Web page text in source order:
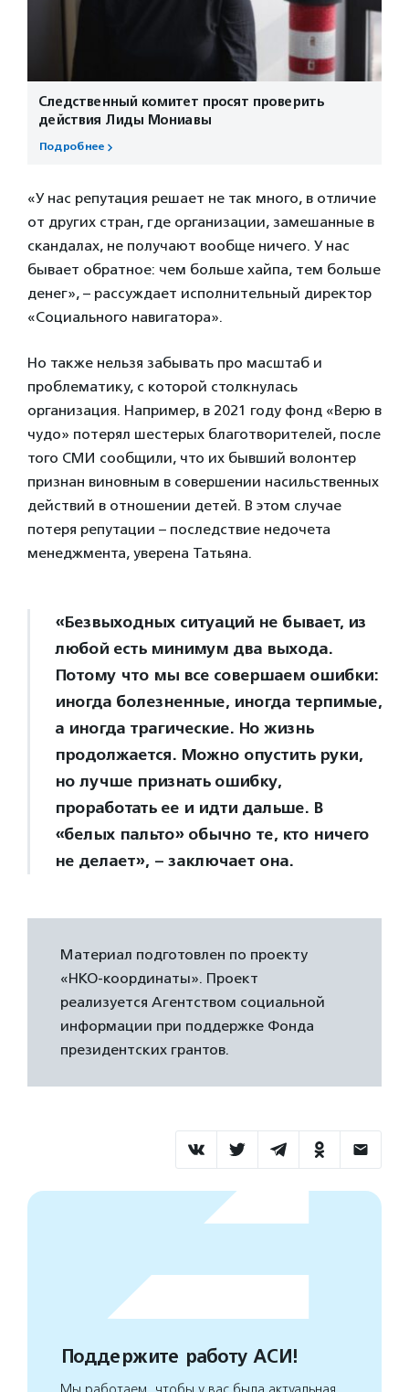
Следственный комитет просят проверить
действия Лиды Мониавы
Подробнее
«У нас репутация решает не так много, в отличие
от других стран, где организации, замешанные в
скандалах, не получают вообще ничего. У нас
бывает обратное: чем больше хайпа, тем больше
денег», – рассуждает исполнительный директор
«Социального навигатора».
Но также нельзя забывать про масштаб и
проблематику, с которой столкнулась
организация. Например, в 2021 году фонд «Верю в
чудо» потерял шестерых благотворителей, после
того СМИ сообщили, что их бывший волонтер
признан виновным в совершении насильственных
действий в отношении детей. В этом случае
потеря репутации – последствие недочета
менеджмента, уверена Татьяна.
«Безвыходных ситуаций не бывает, из
любой есть минимум два выхода.
Потому что мы все совершаем ошибки:
иногда болезненные, иногда терпимые,
а иногда трагические. Но жизнь
продолжается. Можно опустить руки,
но лучше признать ошибку,
проработать ее и идти дальше. В
«белых пальто» обычно те, кто ничего
не делает», – заключает она.
Материал подготовлен по проекту
«НКО-координаты». Проект
реализуется Агентством социальной
информации при поддержке Фонда
президентских грантов.
Поддержите работу АСИ!